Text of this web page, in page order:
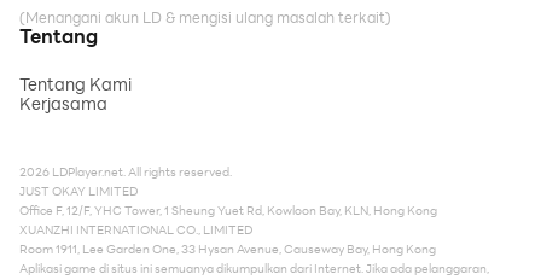
(Menangani akun LD & mengisi ulang masalah terkait)
Tentang
Tentang Kami
Kerjasama
2026 LDPlayer.net. All rights reserved.
JUST OKAY LIMITED
Office F, 12/F, YHC Tower, 1 Sheung Yuet Rd, Kowloon Bay, KLN, Hong Kong
XUANZHI INTERNATIONAL CO., LIMITED
Room 1911, Lee Garden One, 33 Hysan Avenue, Causeway Bay, Hong Kong
Aplikasi game di situs ini semuanya dikumpulkan dari Internet. Jika ada pelanggaran,